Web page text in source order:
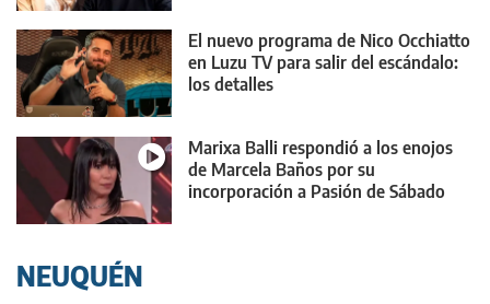
El nuevo programa de Nico Occhiatto
en Luzu TV para salir del escándalo:
los detalles
Marixa Balli respondió a los enojos
de Marcela Baños por su
incorporación a Pasión de Sábado
NEUQUÉN